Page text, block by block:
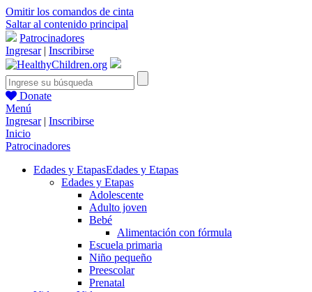
Omitir los comandos de cinta
Saltar al contenido principal
Patrocinadores
Ingresar| Inscribirse
Donate
Menú
Ingresar| Inscribirse
Inicio
Patrocinadores
Edades y EtapasEdades y Etapas
Edades y Etapas
Adolescente
Adulto joven
Bebé
Alimentación con fórmula
Escuela primaria
Niño pequeño
Preescolar
Prenatal